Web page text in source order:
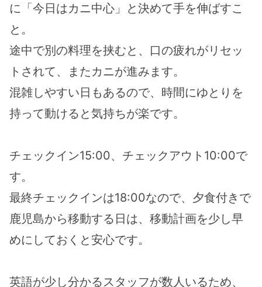
に「今日はカニ中心」と決めて手を伸ばすこ
と。
途中で別の料理を挟むと、口の疲れがリセッ
トされて、またカニが進みます。
混雑しやすい日もあるので、時間にゆとりを
持って動けると気持ちが楽です。
チェックイン15:00、チェックアウト10:00で
す。
最終チェックインは18:00なので、夕食付きで
鹿児島から移動する日は、移動計画を少し早
めにしておくと安心です。
英語が少し分かるスタッフが数人いるため、